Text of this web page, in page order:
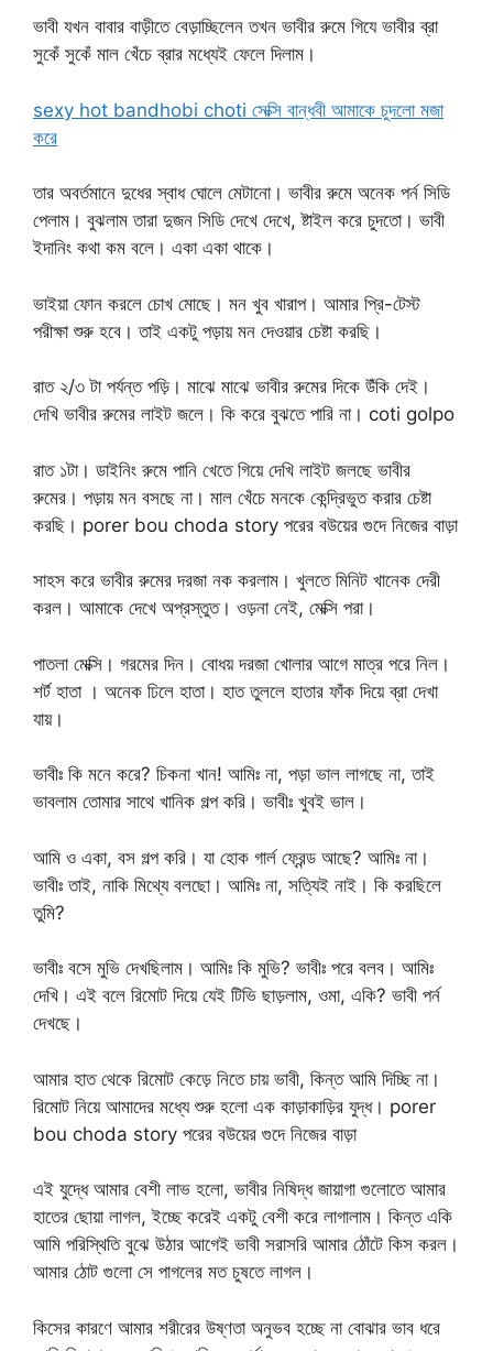
ভাবী যখন বাবার বাড়ীতে বেড়াচ্ছিলেন তখন ভাবীর রুমে গিযে ভাবীর ব্রা
সুকেঁ সুকেঁ মাল খেঁচে ব্রার মধ্যেই ফেলে দিলাম।
sexy hot bandhobi choti সেক্সি বান্ধবী আমাকে চুদলো মজা
করে
তার অবর্তমানে দুধের স্বাধ ঘোলে মেটানো। ভাবীর রুমে অনেক পর্ন সিডি
পেলাম। বুঝলাম তারা দুজন সিডি দেখে দেখে, ষ্টাইল করে চুদতো। ভাবী
ইদানিং কথা কম বলে। একা একা থাকে।
ভাইয়া ফোন করলে চোখ মোছে। মন খুব খারাপ। আমার প্রি-টেস্ট
পরীক্ষা শুরু হবে। তাই একটু পড়ায় মন দেওয়ার চেষ্টা করছি।
রাত ২/৩ টা পর্যন্ত পড়ি। মাঝে মাঝে ভাবীর রুমের দিকে উঁকি দেই।
দেখি ভাবীর রুমের লাইট জলে। কি করে বুঝতে পারি না। coti golpo
রাত ১টা। ডাইনিং রুমে পানি খেতে গিয়ে দেখি লাইট জলছে ভাবীর
রুমের। পড়ায় মন বসছে না। মাল খেঁচে মনকে কেন্দ্রিভুত করার চেষ্টা
করছি। porer bou choda story পরের বউয়ের গুদে নিজের বাড়া
সাহস করে ভাবীর রুমের দরজা নক করলাম। খুলতে মিনিট খানেক দেরী
করল। আমাকে দেখে অপ্রস্তুত। ওড়না নেই, মেক্সি পরা।
পাতলা মেক্সি। গরমের দিন। বোধয় দরজা খোলার আগে মাত্র পরে নিল।
শর্ট হাতা । অনেক ঢিলে হাতা। হাত তুললে হাতার ফাঁক দিয়ে ব্রা দেখা
যায়।
ভাবীঃ কি মনে করে? চিকনা খান! আমিঃ না, পড়া ভাল লাগছে না, তাই
ভাবলাম তোমার সাথে খানিক গল্প করি। ভাবীঃ খুবই ভাল।
আমি ও একা, বস গল্প করি। যা হোক গার্ল ফ্রেন্ড আছে? আমিঃ না।
ভাবীঃ তাই, নাকি মিথ্যে বলছো। আমিঃ না, সত্যিই নাই। কি করছিলে
তুমি?
ভাবীঃ বসে মুভি দেখছিলাম। আমিঃ কি মুভি? ভাবীঃ পরে বলব। আমিঃ
দেখি। এই বলে রিমোট দিয়ে যেই টিভি ছাড়লাম, ওমা, একি? ভাবী পর্ন
দেখছে।
আমার হাত থেকে রিমোট কেড়ে নিতে চায় ভাবী, কিন্ত আমি দিচ্ছি না।
রিমোট নিয়ে আমাদের মধ্যে শুরু হলো এক কাড়াকাড়ির যুদ্ধ। porer
bou choda story পরের বউয়ের গুদে নিজের বাড়া
এই যুদ্ধে আমার বেশী লাভ হলো, ভাবীর নিষিদ্ধ জায়াগা গুলোতে আমার
হাতের ছোয়া লাগল, ইচ্ছে করেই একটু বেশী করে লাগালাম। কিন্ত একি
আমি পরিস্থিতি বুঝে উঠার আগেই ভাবী সরাসরি আমার ঠোঁটে কিস করল।
আমার ঠোট গুলো সে পাগলের মত চুষতে লাগল।
কিসের কারণে আমার শরীরের উষ্ণতা অনুভব হচ্ছে না বোঝার ভাব ধরে